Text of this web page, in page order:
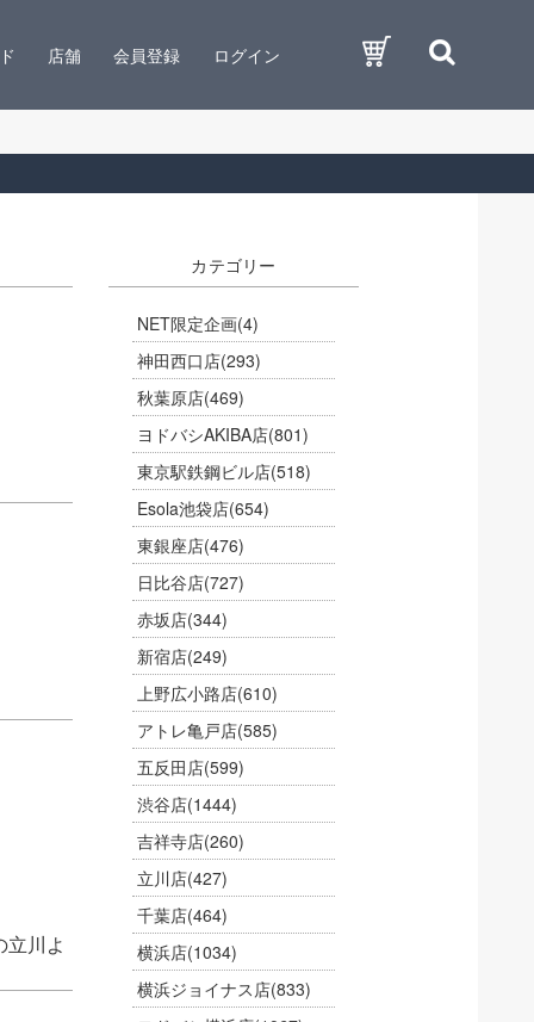
店舗 会員登録 ログイン
川よ
カテゴリー
NET限定企画(4)
神田西口店(293)
秋葉原店(469)
ヨドバシAKIBA店(801)
東京駅鉄鋼ビル店(518)
Esola池袋店(654)
東銀座店(476)
日比谷店(727)
赤坂店(344)
新宿店(249)
上野広小路店(610)
アトレ亀戸店(585)
五反田店(599)
渋谷店(1444)
吉祥寺店(260)
立川店(427)
千葉店(464)
横浜店(1034)
横浜ジョイナス店(833)